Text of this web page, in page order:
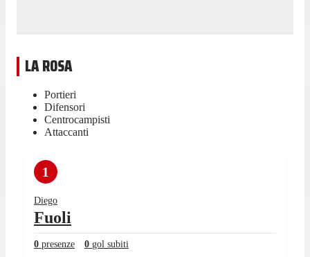
LA ROSA
Portieri
Difensori
Centrocampisti
Attaccanti
1
Diego
Fuoli
0 presenze 0 gol subiti